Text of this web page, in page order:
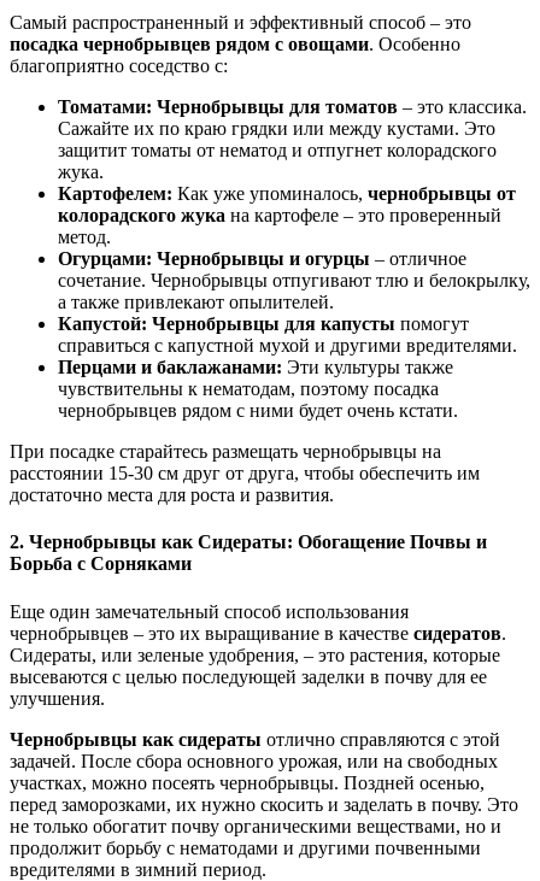
Самый распространенный и эффективный способ – это
посадка чернобрывцев рядом с овощами. Особенно
благоприятно соседство с:
Томатами: Чернобрывцы для томатов – это классика.
Сажайте их по краю грядки или между кустами. Это
защитит томаты от нематод и отпугнет колорадского
жука.
Картофелем: Как уже упоминалось, чернобрывцы от
колорадского жука на картофеле – это проверенный
метод.
Огурцами: Чернобрывцы и огурцы – отличное
сочетание. Чернобрывцы отпугивают тлю и белокрылку,
а также привлекают опылителей.
Капустой: Чернобрывцы для капусты помогут
справиться с капустной мухой и другими вредителями.
Перцами и баклажанами: Эти культуры также
чувствительны к нематодам, поэтому посадка
чернобрывцев рядом с ними будет очень кстати.
При посадке старайтесь размещать чернобрывцы на
расстоянии 15-30 см друг от друга, чтобы обеспечить им
достаточно места для роста и развития.
2. Чернобрывцы как Сидераты: Обогащение Почвы и
Борьба с Сорняками
Еще один замечательный способ использования
чернобрывцев – это их выращивание в качестве сидератов.
Сидераты, или зеленые удобрения, – это растения, которые
высеваются с целью последующей заделки в почву для ее
улучшения.
Чернобрывцы как сидераты отлично справляются с этой
задачей. После сбора основного урожая, или на свободных
участках, можно посеять чернобрывцы. Поздней осенью,
перед заморозками, их нужно скосить и заделать в почву. Это
не только обогатит почву органическими веществами, но и
продолжит борьбу с нематодами и другими почвенными
вредителями в зимний период.